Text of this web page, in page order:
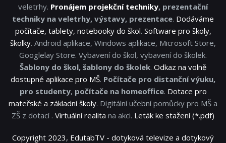
veletrhy. Pronájem projekční techniky, prezentační
techniky na veletrhy, výstavy, prezentace. Dodáváme
počítače, tablety, notebooky do škol. Software pro školy,
školky. Android aplikace, Windows aplikace, Microsoft Store,
Googlelay Store. Vybavení do škol, vybavení do školek.
Šablony do škol, šablony do školek. Odkaz na volně
dostupné aplikace pro MŠ. Počítače pro distanční výuku,
pro studenty, počítače na homeoffice. Dotace pro
mateřské a základní školy. Digitální učební pomůcky pro MŠ a
ZŠ z dotací . Virtuální realita na akci. Leták ke stažení (*.pdf)
Copyright 2023, EdutabTV - dotyková televize a dotykový